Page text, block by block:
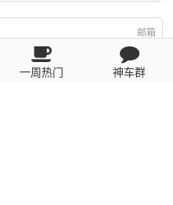
邮箱
一周热门 神车群